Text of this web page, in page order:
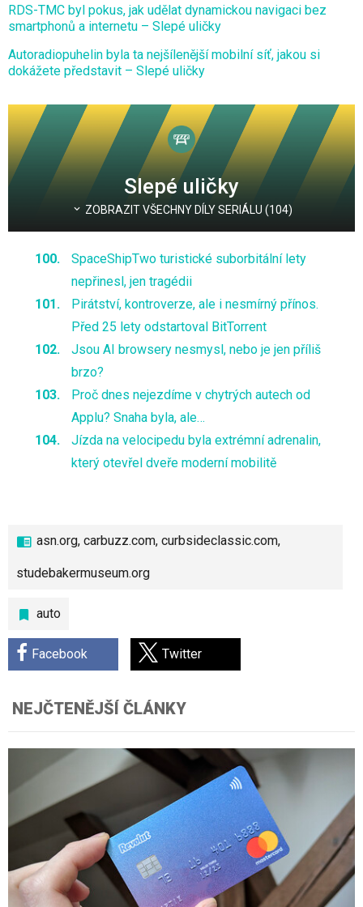
Slepé uličky
ZOBRAZIT VŠECHNY DÍLY SERIÁLU (104)
SpaceShipTwo turistické suborbitální lety
nepřinesl, jen tragédii
Pirátství, kontroverze, ale i nesmírný přínos.
Před 25 lety odstartoval BitTorrent
Jsou AI browsery nesmysl, nebo je jen příliš
brzo?
Proč dnes nejezdíme v chytrých autech od
Applu? Snaha byla, ale…
Jízda na velocipedu byla extrémní adrenalin,
který otevřel dveře moderní mobilitě
asn.org, carbuzz.com, curbsideclassic.com,
studebakermuseum.org
auto
Facebook Twitter
RDS-TMC byl pokus, jak udělat dynamickou navigaci bez
smartphonů a internetu – Slepé uličky
Autoradiopuhelin byla ta nejšílenější mobilní síť, jakou si
dokážete představit – Slepé uličky
NEJČTENĚJŠÍ ČLÁNKY